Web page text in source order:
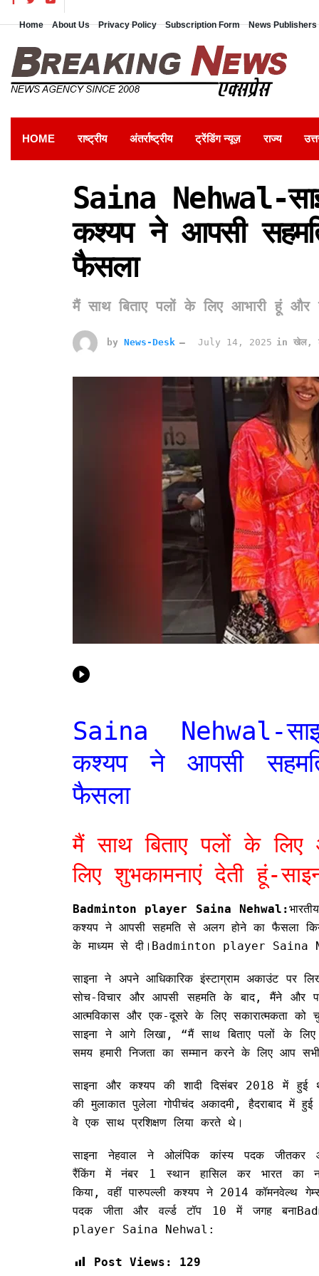
Home About Us Privacy Policy Subscription Form News
HOME राष्ट्रीय अंतर्राष्ट्रीय ट्रेंडिंग न्यूज़ राज्य
Saina Nehwal-
कश्यप ने आपसी
फैसला
मैं साथ बिताए पलों के लिए आभारी हूं और
by News-Desk July 14, 2025 in खेल ,
Saina Nehwal-
कश्यप ने आपसी
फैसला
मैं साथ बिताए पलों के
लिए शुभकामनाएं देती हूं-
Badminton player Saina Nehwal:
कश्यप ने आपसी सहमति से अलग होने का फैसला
के माध्यम से दी।Badminton player Saina
साइना ने अपने आधिकारिक इंस्टाग्राम अकाउंट पर
सोच-विचार और आपसी सहमति के बाद, मैंने और
आत्मविकास और एक-दूसरे के लिए सकारात्मकता को
साइना ने आगे लिखा, “मैं साथ बिताए पलों के
समय हमारी निजता का सम्मान करने के लिए आप
साइना और कश्यप की शादी दिसंबर 2018 में हुई
की मुलाकात पुलेला गोपीचंद अकादमी, हैदराबाद में
वे एक साथ प्रशिक्षण लिया करते थे।
साइना नेहवाल ने ओलंपिक कांस्य पदक जीतकर
रैंकिंग में नंबर 1 स्थान हासिल कर भारत का
किया, वहीं पारुपल्ली कश्यप ने 2014 कॉमनवेल्थ
पदक जीता और वर्ल्ड टॉप 10 में जगह
player Saina Nehwal:
Post Views: 129